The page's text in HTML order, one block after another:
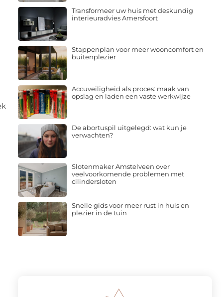
Transformeer uw huis met deskundig
interieuradvies Amersfoort
Stappenplan voor meer wooncomfort en
buitenplezier
Accuveiligheid als proces: maak van
opslag en laden een vaste werkwijze
De abortuspil uitgelegd: wat kun je
verwachten?
Slotenmaker Amstelveen over
veelvoorkomende problemen met
cilindersloten
Snelle gids voor meer rust in huis en
plezier in de tuin